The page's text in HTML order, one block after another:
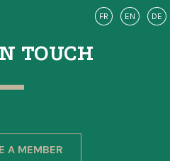
FR EN DE
TOUCH
A MEMBER